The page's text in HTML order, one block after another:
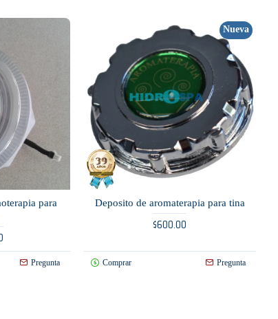
para
Pregunta
Nueva
Deposito de aromaterapia para tina
$600.00
Comprar Pregunta